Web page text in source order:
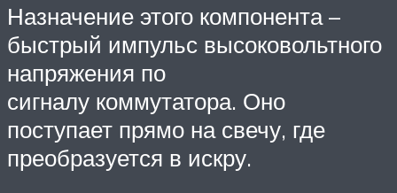
Назначение этого компонента –
быстрый импульс высоковольтного
напряжения по
сигналу коммутатора. Оно
поступает прямо на свечу, где
преобразуется в искру.